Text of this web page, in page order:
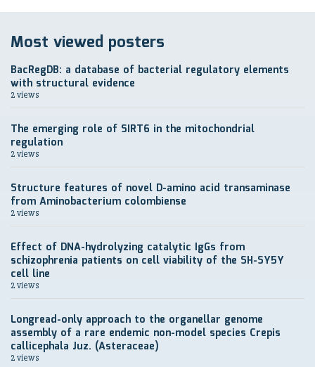
Most viewed posters
BacRegDB: a database of bacterial regulatory elements
with structural evidence
2 views
The emerging role of SIRT6 in the mitochondrial
regulation
2 views
Structure features of novel D-amino acid transaminase
from Aminobacterium colombiense
2 views
Effect of DNA-hydrolyzing catalytic IgGs from
schizophrenia patients on cell viability of the SH-SY5Y
cell line
2 views
Longread-only approach to the organellar genome
assembly of a rare endemic non-model species Crepis
callicephala Juz. (Asteraceae)
2 views